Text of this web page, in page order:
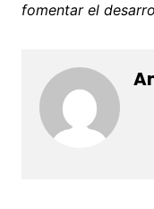
fomentar el